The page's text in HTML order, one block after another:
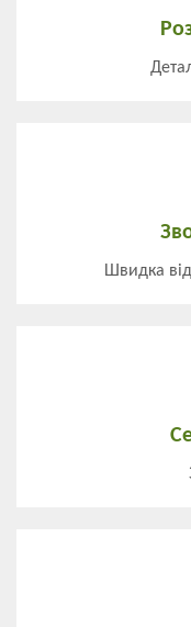
Швидка